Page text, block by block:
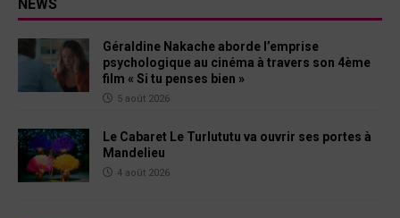
NEWS
Géraldine Nakache aborde l’emprise
psychologique au cinéma à travers son 4ème
film « Si tu penses bien »
5 août 2026
Le Cabaret Le Turlututu va ouvrir ses portes à
Mandelieu
4 août 2026